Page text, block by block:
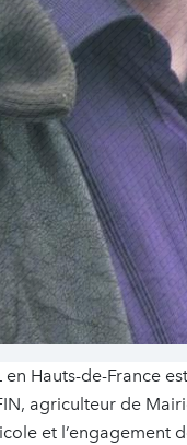
Hauts-de-France
agriculteur de
et l’engagement